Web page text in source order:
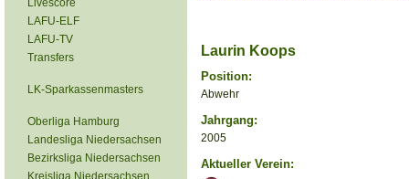
Livescore
LAFU-ELF
LAFU-TV
Transfers
LK-Sparkassenmasters
Oberliga Hamburg
Landesliga Niedersachsen
Bezirksliga Niedersachsen
Kreisliga Niedersachsen
Laurin Koops
Position:
Abwehr
Jahrgang:
2005
Aktueller Verein: